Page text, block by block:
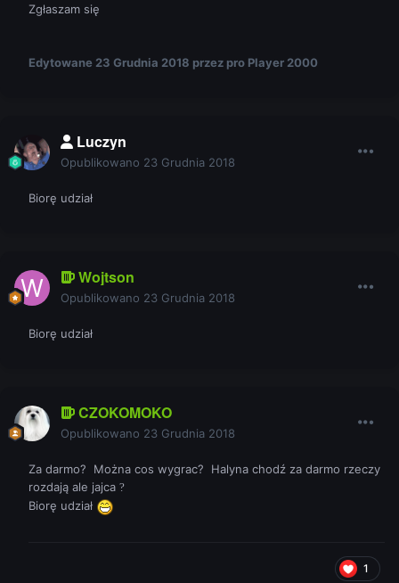
Zgłaszam się
Edytowane 23 Grudnia 2018 przez pro Player 2000
Luczyn
Opublikowano 23 Grudnia 2018
Biorę udział
Wojtson
Opublikowano 23 Grudnia 2018
Biorę udział
CZOKOMOKO
Opublikowano 23 Grudnia 2018
Za darmo? Można cos wygrac? Halyna chodź za darmo rzeczy
rozdają ale jajca ?
Biorę udział
1